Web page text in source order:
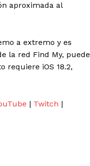
aproximada al
a extremo y es
la red Find My, puede
requiere iOS 18.2,
| Twitch |